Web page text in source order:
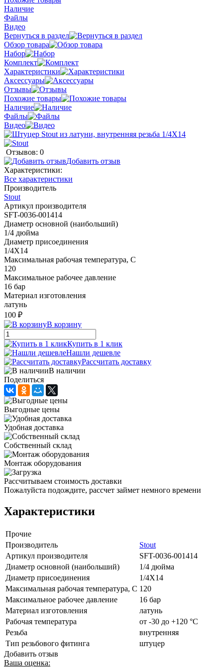
Наличие
Файлы
Видео
Вернуться в раздел
Обзор товара
Набор
Комплект
Характеристики
Аксессуары
Отзывы
Похожие товары
Наличие
Файлы
Видео
Отзывов: 0
Добавить отзыв
Характеристики:
Все характеристики
Производитель
Stout
Артикул производителя
SFT-0036-001414
Диаметр основной (наибольший)
1/4 дюйма
Диаметр присоединения
1/4X14
Максимальная рабочая температура, С
120
Максимальное рабочее давление
16 бар
Материал изготовления
латунь
100 ₽
В корзину
Купить в 1 клик
Нашли дешевле
Рассчитать доставку
В наличии
Поделиться
Выгодные цены
Удобная доставка
Собственный склад
Монтаж оборудования
Рассчитываем стоимость доставки
Пожалуйста подождите, рассчет займет немного времени
Характеристики
Прочие
Производитель
Stout
Артикул производителя
SFT-0036-001414
Диаметр основной (наибольший)
1/4 дюйма
Диаметр присоединения
1/4X14
Максимальная рабочая температура, С 120
Максимальное рабочее давление
16 бар
Материал изготовления
латунь
Рабочая температура
от -30 до +120 °C
Резьба
внутренняя
Тип резьбового фитинга
штуцер
Добавить отзыв
Ваша оценка: